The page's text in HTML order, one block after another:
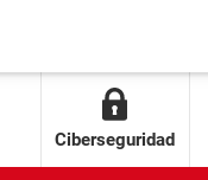
Ciberseguridad